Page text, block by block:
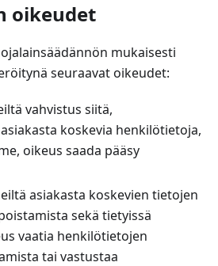
oikeudet
mukaisesti
seuraavat oikeudet:
vahvistus siitä,
koskevia henkilötietoja,
oikeus saada pääsy
asiakasta koskevien tietojen
sekä tietyissä
vaatia henkilötietojen
tai vastustaa